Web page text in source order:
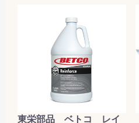
東栄部品 ベトコ レイ